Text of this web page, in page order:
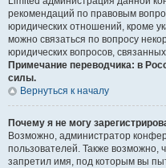
рекомендаций по правовым
юридических отношений, кроме
можно связаться по вопросу
юридических вопросов,
Примечание переводчика: в
силы.
Вернуться к началу
Почему я не могу
Возможно, администратор
пользователей. Также возможно,
запретил имя, под которым вы